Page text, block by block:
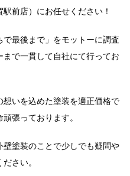
前店）にお任せください！
で最後まで」をモットーに調査
で一貫して自社にて行ってお
いを込めた塗装を適正価格で
張っております。
塗装のことで少しでも疑問や
さい。